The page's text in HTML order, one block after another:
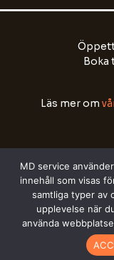
Boka
Läs mer om
Copyright ©
MD service
innehåll som visas
samtliga typer av
upplevelse när
använda